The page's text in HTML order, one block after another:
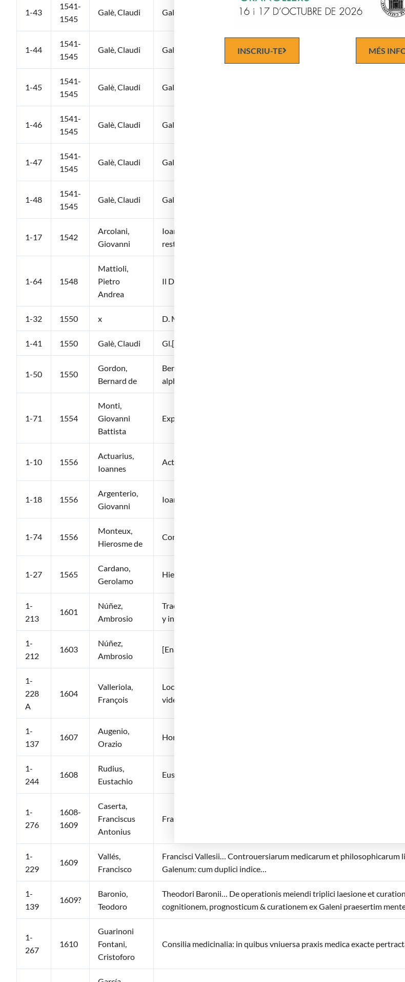
1-43
1541-
1545
Galè, Claudi Galeni Operum omnium…: accesserunt enim his ueterum
1-44
1541-
1545
Galè, Claudi Galeni Operum omnium…: accesserunt enim his ueterum
1-45
1541-
1545
Galè, Claudi Galeni Operum omnium…: accesserunt enim his ueterum
1-46
1541-
1545
Galè, Claudi Galeni Operum omnium…: accesserunt enim his ueterum
1-47
1541-
1545
Galè, Claudi Galeni Operum omnium…: accesserunt enim his ueterum
1-48
1541-
1545
Galè, Claudi Galeni Operum omnium…: accesserunt enim his ueterum
1-17 1542
Arcolani,
Giovanni
Ioannis Arculani Commentaria in nonum librum Rasis ad regem
restitutus…
1-64 1548
Mattioli,
Pietro
Andrea
Il Dioscoride
1-32 1550 x D. Matthaei Curtii… In Mundini Antomen explicatio
1-41 1550 Galè, Claudi Gl.[sic] Gal. De vsu partium corporis humani libri XVII
1-50 1550
Gordon,
Bernard de
Bern. Gordonii Opus lilium medicinae inscriptum: de morborum
alphabeticus amplissimus…
1-71 1554
Monti,
Giovanni
Battista
Explicatio locorum medicinae: sine quorum intellige[n]tia eam nemo
1-10 1556
Actuarius,
Ioannes
Actuarii Ioannis filii Zachariae Operum
1-18 1556
Argenterio,
Giovanni
Ioannis Argenterii… De morbis libri XIIII…
1-74 1556
Monteux,
Hierosme de
Compendiolum curatricis…
1-27 1565
Cardano,
Gerolamo
Hieronymi Cardani… Contradicentium medicorum libri duo:
1-
213
1601
Núñez,
Ambrosio
Tractado repartido en cinco partes principales que declaran el mal
y indicatiuas del mal, con la preseruacion y cura que en general y en
1-
212
1603
Núñez,
Ambrosio
[Enarrationum priores tres libros Aphorismorum Hippocratis cum
1-
228
A
1604
Valleriola,
François
Loci medicinae communes: tribus libris digesti: quibus accessit
videbantur
1-
137
1607
Augenio,
Orazio
Horatii Augenii a Monte Sancto… De febribis, febrium signis,
1-
244
1608
Rudius,
Eustachio
Eustachii Rudii… Artis medicae ac de humani corporis affectibus
1-
276
1608-
1609
Caserta,
Franciscus
Antonius
Francisci Antonii Casertae… [Questiones medicae] Pars prima /
1-
229
1609
Vallés,
Francisco
Francisci Vallesii… Controuersiarum medicarum et philosophicarum
Galenum: cum duplici indice…
1-
139
1609?
Baronio,
Teodoro
Theodori Baronii… De operationis meiendi triplici laesione et
cognitionem, prognosticum & curationem ex Galeni praesertim
1-
267
1610
Guarinoni
Fontani,
Cristoforo
Consilia medicinalia: in quibus vniuersa praxis medica exacte
INSCRIU-TE MÉS